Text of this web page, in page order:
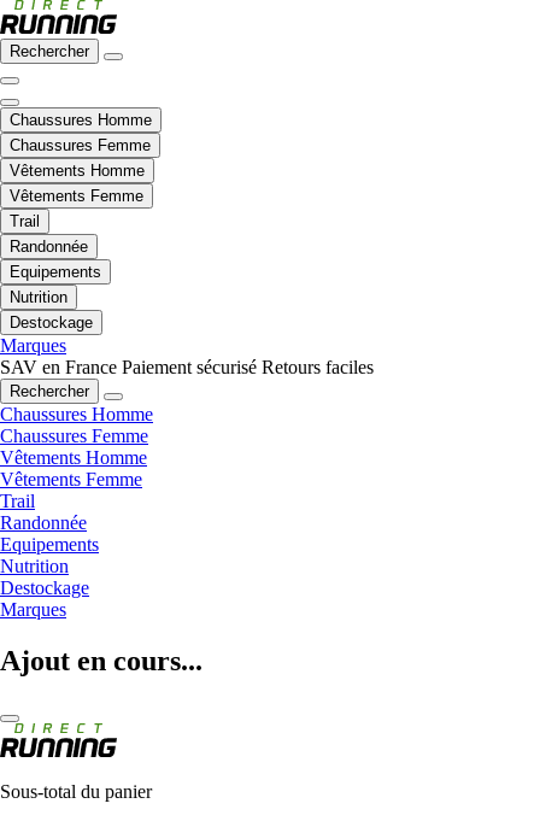
Rechercher
Chaussures Homme
Chaussures Femme
Vêtements Homme
Vêtements Femme
Trail
Randonnée
Equipements
Nutrition
Destockage
Marques
SAV en France Paiement sécurisé Retours faciles
Rechercher
Chaussures Homme
Chaussures Femme
Vêtements Homme
Vêtements Femme
Trail
Randonnée
Equipements
Nutrition
Destockage
Marques
Ajout en cours...
Sous-total du panier